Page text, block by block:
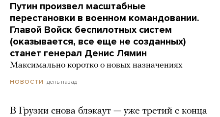
Путин произвел масштабные
перестановки в военном командовании.
Главой Войск беспилотных систем
(оказывается, все еще не созданных)
станет генерал Денис Лямин
Максимально коротко о новых назначениях
НОВОСТИ день назад
В Грузии снова блэкаут — уже третий с конца